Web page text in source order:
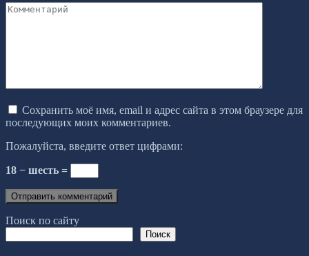
Комментарий
Сохранить моё имя, email и адрес сайта в этом браузере для
последующих моих комментариев.
Пожалуйста, введите ответ цифрами:
18 − шесть =
Поиск по сайту
Поиск